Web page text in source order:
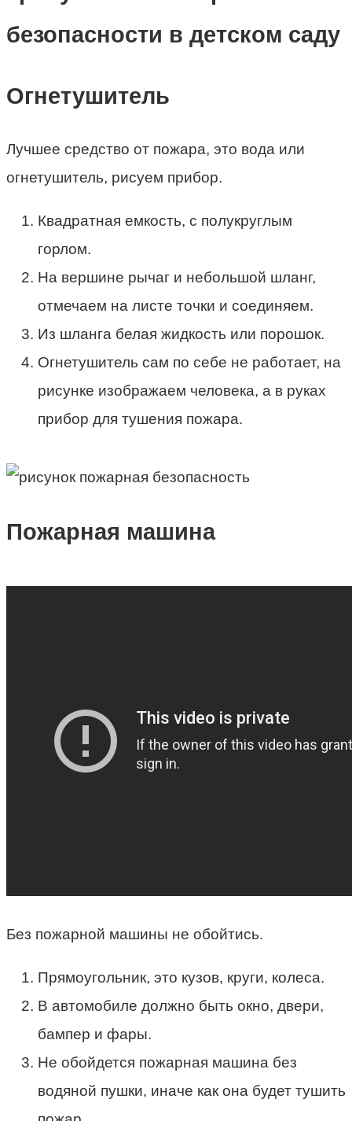
Огнетушитель
Лучшее средство от пожара, это вода или
огнетушитель, рисуем прибор.
Квадратная емкость, с полукруглым
горлом.
На вершине рычаг и небольшой шланг,
отмечаем на листе точки и соединяем.
Из шланга белая жидкость или порошок.
Огнетушитель сам по себе не работает, на
рисунке изображаем человека, а в руках
прибор для тушения пожара.
Пожарная машина
Без пожарной машины не обойтись.
Прямоугольник, это кузов, круги, колеса.
В автомобиле должно быть окно, двери,
бампер и фары.
Не обойдется пожарная машина без
водяной пушки, иначе как она будет тушить